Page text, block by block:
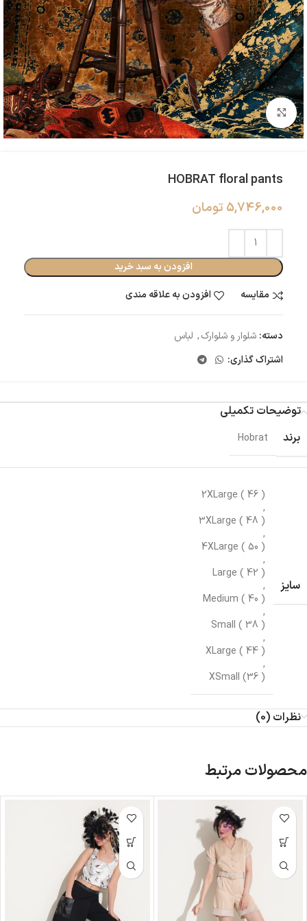
بزرگنمایی تصویر
HOBRAT floral pants
5,746,000 تومان
افزودن به سبد خرید
مقایسه
افزودن به علاقه مندی
دسته: شلوار و شلوارک, لباس
اشتراک گذاری:
توضیحات تکمیلی
برند
Hobrat
سایز
2XLarge ( 46 )
,
3XLarge ( 48 )
,
4XLarge ( 50 )
,
Large ( 42 )
,
Medium ( 40 )
,
Small ( 38 )
,
XLarge ( 44 )
,
XSmall (36 )
نظرات (0)
محصولات مرتبط